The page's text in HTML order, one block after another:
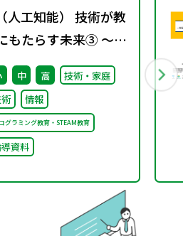
人工知能） 技術が教
もたらす未来③ ～こ
らのプログラミング
～
中 高
技術・家庭
情報
グラミング教育・STEAM教育
資料